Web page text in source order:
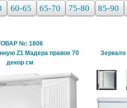
60-65 65-70 75-80 85-90
№: 1806
Z1 Мадера правое 70
декор см
Зеркало